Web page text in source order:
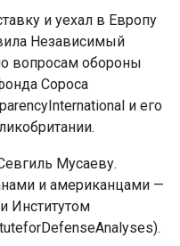
и уехал в Европу
Независимый
вопросам обороны
Сороса
и его
Мусаеву.
и американцами —
Институтом